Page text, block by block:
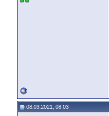
08.03.2021, 08:03